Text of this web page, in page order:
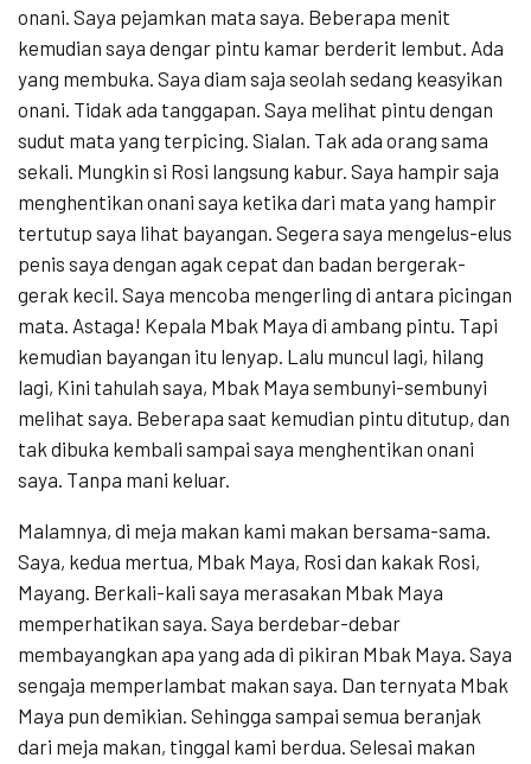
onani. Saya pejamkan mata saya. Beberapa menit
kemudian saya dengar pintu kamar berderit lembut. Ada
yang membuka. Saya diam saja seolah sedang keasyikan
onani. Tidak ada tanggapan. Saya melihat pintu dengan
sudut mata yang terpicing. Sialan. Tak ada orang sama
sekali. Mungkin si Rosi langsung kabur. Saya hampir saja
menghentikan onani saya ketika dari mata yang hampir
tertutup saya lihat bayangan. Segera saya mengelus-elus
penis saya dengan agak cepat dan badan bergerak-
gerak kecil. Saya mencoba mengerling di antara picingan
mata. Astaga! Kepala Mbak Maya di ambang pintu. Tapi
kemudian bayangan itu lenyap. Lalu muncul lagi, hilang
lagi, Kini tahulah saya, Mbak Maya sembunyi-sembunyi
melihat saya. Beberapa saat kemudian pintu ditutup, dan
tak dibuka kembali sampai saya menghentikan onani
saya. Tanpa mani keluar.
Malamnya, di meja makan kami makan bersama-sama.
Saya, kedua mertua, Mbak Maya, Rosi dan kakak Rosi,
Mayang. Berkali-kali saya merasakan Mbak Maya
memperhatikan saya. Saya berdebar-debar
membayangkan apa yang ada di pikiran Mbak Maya. Saya
sengaja memperlambat makan saya. Dan ternyata Mbak
Maya pun demikian. Sehingga sampai semua beranjak
dari meja makan, tinggal kami berdua. Selesai makan